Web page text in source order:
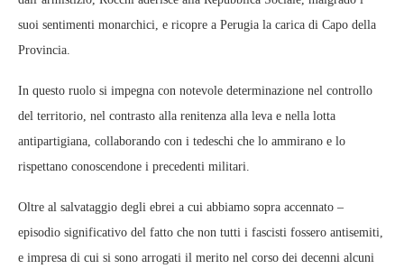
suoi sentimenti monarchici, e ricopre a Perugia la carica di Capo della
Provincia.
In questo ruolo si impegna con notevole determinazione nel controllo
del territorio, nel contrasto alla renitenza alla leva e nella lotta
antipartigiana, collaborando con i tedeschi che lo ammirano e lo
rispettano conoscendone i precedenti militari.
Oltre al salvataggio degli ebrei a cui abbiamo sopra accennato –
episodio significativo del fatto che non tutti i fascisti fossero antisemiti,
e impresa di cui si sono arrogati il merito nel corso dei decenni alcuni